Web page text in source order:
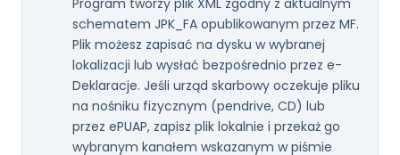
Program tworzy plik XML zgodny z aktualnym
schematem JPK_FA opublikowanym przez MF.
Plik możesz zapisać na dysku w wybranej
lokalizacji lub wysłać bezpośrednio przez e-
Deklaracje. Jeśli urząd skarbowy oczekuje pliku
na nośniku fizycznym (pendrive, CD) lub
przez ePUAP, zapisz plik lokalnie i przekaż go
wybranym kanałem wskazanym w piśmie